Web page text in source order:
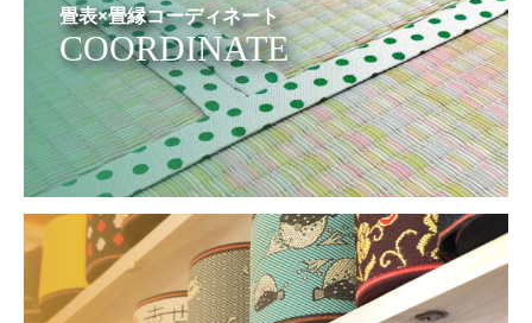
畳表×畳縁コーディネート
COORDINATE